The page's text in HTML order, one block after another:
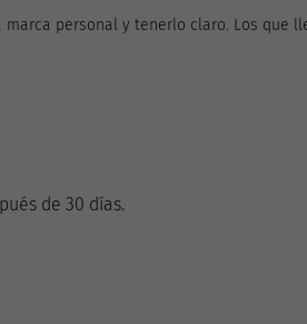
marca personal y tenerlo claro. Los que
de 30 días.